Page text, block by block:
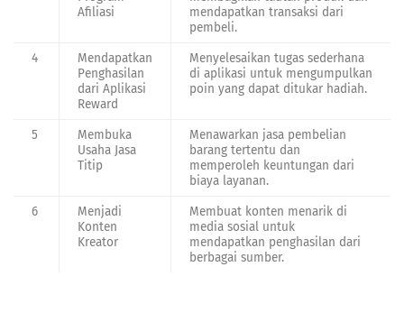
Afiliasi
mendapatkan transaksi dari
pembeli.
4
Mendapatkan
Penghasilan
dari Aplikasi
Reward
Menyelesaikan tugas sederhana
di aplikasi untuk mengumpulkan
poin yang dapat ditukar hadiah.
5
Membuka
Usaha Jasa
Titip
Menawarkan jasa pembelian
barang tertentu dan
memperoleh keuntungan dari
biaya layanan.
6
Menjadi
Konten
Kreator
Membuat konten menarik di
media sosial untuk
mendapatkan penghasilan dari
berbagai sumber.